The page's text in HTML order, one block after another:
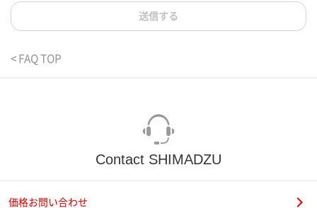
送信する
< FAQ TOP
Contact SHIMADZU
価格お問い合わせ